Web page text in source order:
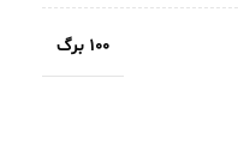
100 برگ